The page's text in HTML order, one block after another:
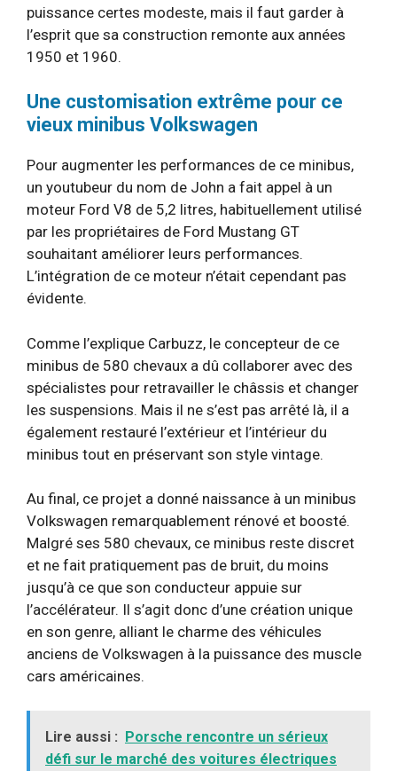
puissance certes modeste, mais il faut garder à
l’esprit que sa construction remonte aux années
1950 et 1960.
Une customisation extrême pour ce
vieux minibus Volkswagen
Pour augmenter les performances de ce minibus,
un youtubeur du nom de John a fait appel à un
moteur Ford V8 de 5,2 litres, habituellement utilisé
par les propriétaires de Ford Mustang GT
souhaitant améliorer leurs performances.
L’intégration de ce moteur n’était cependant pas
évidente.
Comme l’explique Carbuzz, le concepteur de ce
minibus de 580 chevaux a dû collaborer avec des
spécialistes pour retravailler le châssis et changer
les suspensions. Mais il ne s’est pas arrêté là, il a
également restauré l’extérieur et l’intérieur du
minibus tout en préservant son style vintage.
Au final, ce projet a donné naissance à un minibus
Volkswagen remarquablement rénové et boosté.
Malgré ses 580 chevaux, ce minibus reste discret
et ne fait pratiquement pas de bruit, du moins
jusqu’à ce que son conducteur appuie sur
l’accélérateur. Il s’agit donc d’une création unique
en son genre, alliant le charme des véhicules
anciens de Volkswagen à la puissance des muscle
cars américaines.
Lire aussi : Porsche rencontre un sérieux
défi sur le marché des voitures électriques